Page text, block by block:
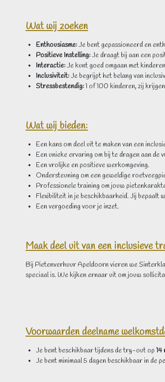
Wat wij zoeken
Enthousiasme:Je bent gepassioneerd en
Positieve Instelling:Je draagt bij aan een
Interactie:Je kunt goed omgaan met
Inclusiviteit:Je begrijpt het belang van
Stressbestendig:1 of 100 kinderen, zij
Wat wij bieden:
Een kans om deel uit te maken van een
Een unieke ervaring om bij te dragen aan de
Een vrolijke en positieve werkomgeving.
Ondersteuning om een geweldige
Professionele training om jouw
Flexibiliteit in je beschikbaarheid. Jij bepaalt
Een vergoeding voor je inzet.
Maak deel uit van een inclusieve
Bij Pietenverhuur Apeldoorn vieren we
speciaal is. We kijken ernaar uit om jouw
Voorwaarden deelname
Je bent beschikbaar tijdens de try-out op 14
Je bent minimaal 5 dagen beschikbaar in de